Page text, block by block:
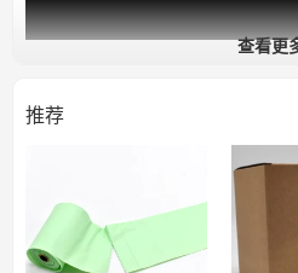
TORISE宠物粪便袋有标准尺寸、
格，方便携带。它们是普通聚乙烯
宠物粪便袋采用植物树脂和可堆肥
我们提供各种尺寸的优质蔬果袋，
查看更
推荐